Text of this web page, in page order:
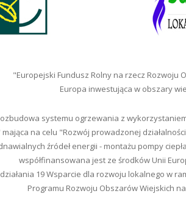
"Europejski Fundusz Rolny na rzecz Rozwoju
Europa inwestująca w obszary
systemu ogrzewania z
na celu "Rozwój prowadzonej
źródeł energii - montażu pompy
współfinansowana jest ze środków Unii
działania 19 Wsparcie dla rozwoju lokalnego w
Programu Rozwoju Obszarów Wiejskich